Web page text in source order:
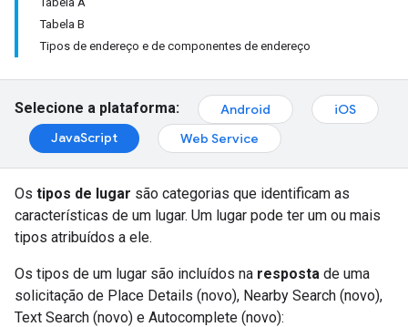
Tabela B
Tipos de endereço e de componentes de endereço
Selecione a plataforma: Android
iOS
JavaScript
Web Service
Os tipos de lugar são categorias que identificam as
características de um lugar. Um lugar pode ter um ou mais
tipos atribuídos a ele.
Os tipos de um lugar são incluídos na resposta de uma
solicitação de Place Details (novo), Nearby Search (novo),
Text Search (novo) e Autocomplete (novo):